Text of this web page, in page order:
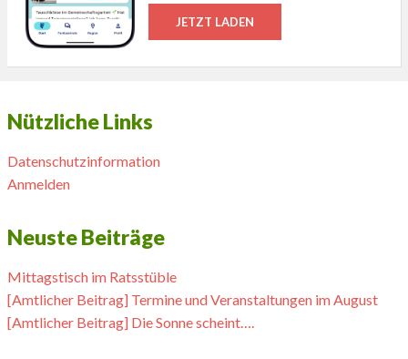
JETZT LADEN
Nützliche Links
Datenschutzinformation
Anmelden
Neuste Beiträge
Mittagstisch im Ratsstüble
[Amtlicher Beitrag] Termine und Veranstaltungen im August
[Amtlicher Beitrag] Die Sonne scheint….